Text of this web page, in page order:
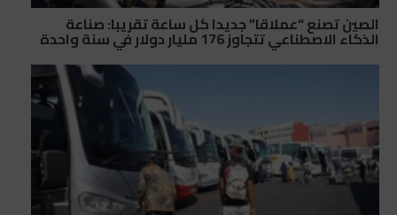
الصين تصنع “عملاقا” جديدا كل ساعة تقريبا: صناعة
الذكاء الاصطناعي تتجاوز 176 مليار دولار في سنة واحدة